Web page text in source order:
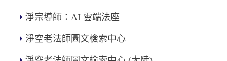
淨宗導師：AI 雲端法座
淨空老法師圖文檢索中心